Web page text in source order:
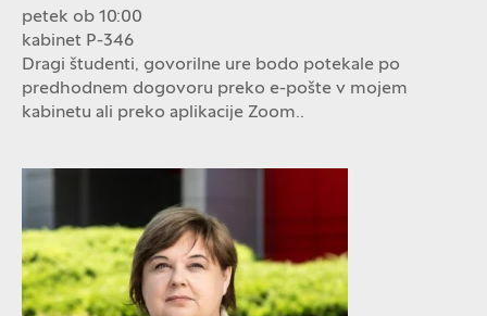
petek ob 10:00
kabinet P-346
Dragi študenti, govorilne ure bodo potekale po
predhodnem dogovoru preko e-pošte v mojem
kabinetu ali preko aplikacije Zoom..